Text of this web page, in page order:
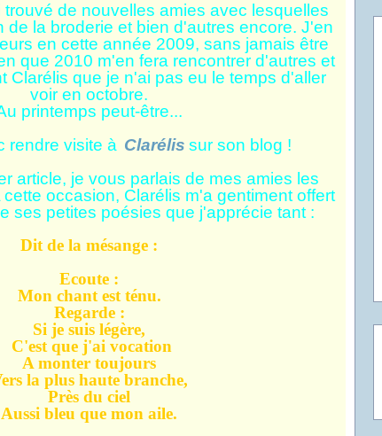
trouvé de nouvelles amies avec lesquelles
de la broderie et bien d'autres encore. J'en
en cette année 2009, sans jamais être
que 2010 m'en fera rencontrer d'autres et
Clarélis que je n'ai pas eu le temps d'aller
voir en octobre.
printemps peut-être...
rendre visite à Clarélis sur son blog !
article, je vous parlais de mes amies les
occasion, Clarélis m'a gentiment offert
ses petites poésies que j'apprécie tant :
Dit de la mésange :
Ecoute :
Mon chant est ténu.
Regarde :
Si je suis légère,
C'est que j'ai vocation
A monter toujours
la plus haute branche,
Près du ciel
Aussi bleu que mon aile.